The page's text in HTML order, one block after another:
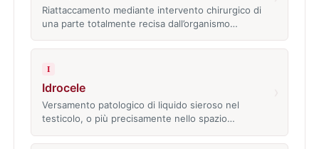
Riattaccamento mediante intervento chirurgico di
una parte totalmente recisa dall’organismo…
I
Idrocele
Versamento patologico di liquido sieroso nel
testicolo, o più precisamente nello spazio…